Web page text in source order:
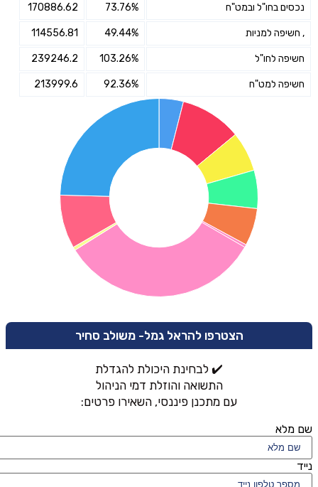
נכסים בחו"ל ובמט"ח 73.76%
170886.62
, חשיפה למניות 49.44%
114556.81
חשיפה לחו"ל 103.26%
239246.2
חשיפה למט"ח 92.36%
213999.6
הצטרפו להראל גמל- משולב סחיר
✔️ לבחינת היכולת להגדלת
התשואה והוזלת דמי הניהול
עם מתכנן פיננסי, השאירו פרטים:
שם מלא
נייד